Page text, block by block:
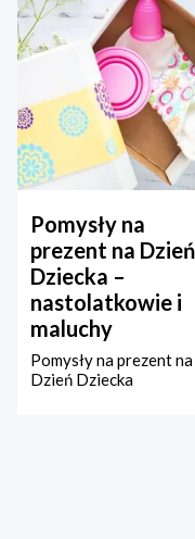
Pomysły na
prezent na Dzień
Dziecka –
nastolatkowie i
maluchy
Pomysły na prezent na
Dzień Dziecka